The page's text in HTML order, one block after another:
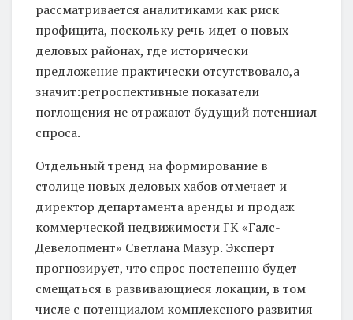
рассматривается аналитиками как риск
профицита, поскольку речь идет о новых
деловых районах, где исторически
предложение практически отсутствовало,а
значит:ретроспективные показатели
поглощения не отражают будущий потенциал
спроса.
Отдельный тренд на формирование в
столице новых деловых хабов отмечает и
директор департамента аренды и продаж
коммерческой недвижимости ГК «Галс-
Девелопмент» Светлана Мазур. Эксперт
прогнозирует, что спрос постепенно будет
смещаться в развивающиеся локации, в том
числе с потенциалом комплексного развития